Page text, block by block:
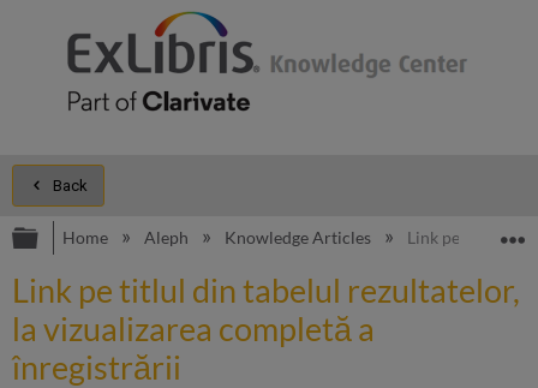
Back
Expand/collapse global hierarchy
Home Aleph Knowledge Articles Link pe titlul din
Link pe titlul din tabelul rezultatelor,
la vizualizarea completă a
înregistrării